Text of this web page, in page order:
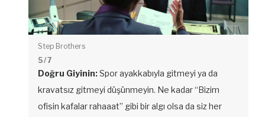
Step Brothers
5/ 7
Doğru Giyinin:Spor ayakkabıyla gitmeyi ya da
kravatsız gitmeyi düşünmeyin. Ne kadar “Bizim
ofisin kafalar rahaaat” gibi bir algı olsa da siz her